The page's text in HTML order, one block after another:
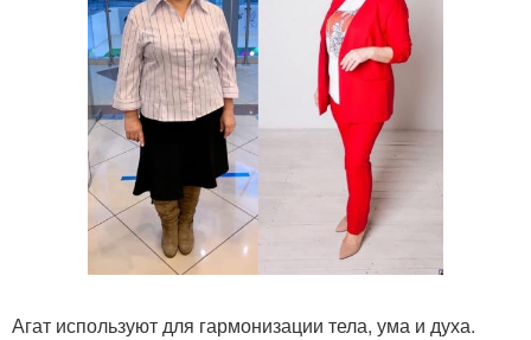
Агат используют для гармонизации тела, ума и духа.